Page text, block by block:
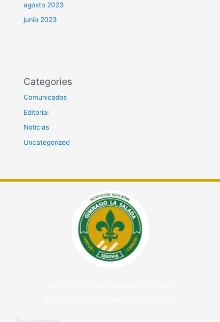
agosto 2023
junio 2023
Categories
Comunicados
Editorial
Noticias
Uncategorized